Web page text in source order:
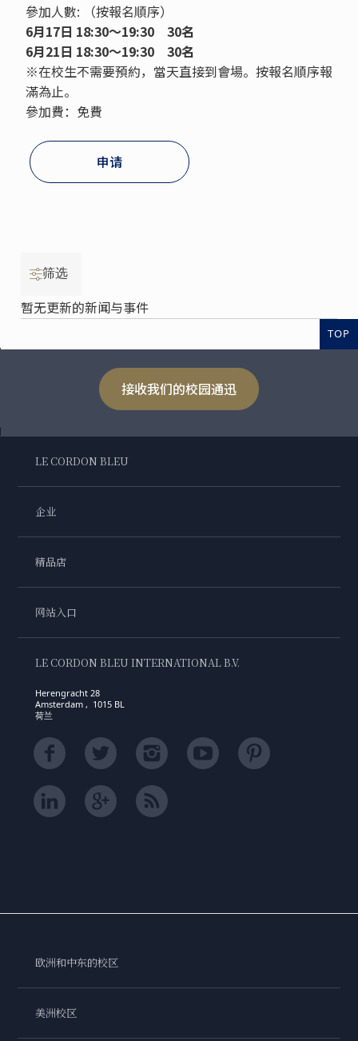
參加人數: （按報名順序）
6月17日 18:30～19:30 30名
6月21日 18:30～19:30 30名
※在校生不需要預約，當天直接到會場。按報名順序報
滿為止。
參加費：免費
申请
筛选
暂无更新的新闻与事件
TOP
接收我们的校园通迅
LE CORDON BLEU
企业
精品店
网站入口
LE CORDON BLEU INTERNATIONAL B.V.
Herengracht 28
Amsterdam , 1015 BL
荷兰
欧洲和中东的校区
美洲校区